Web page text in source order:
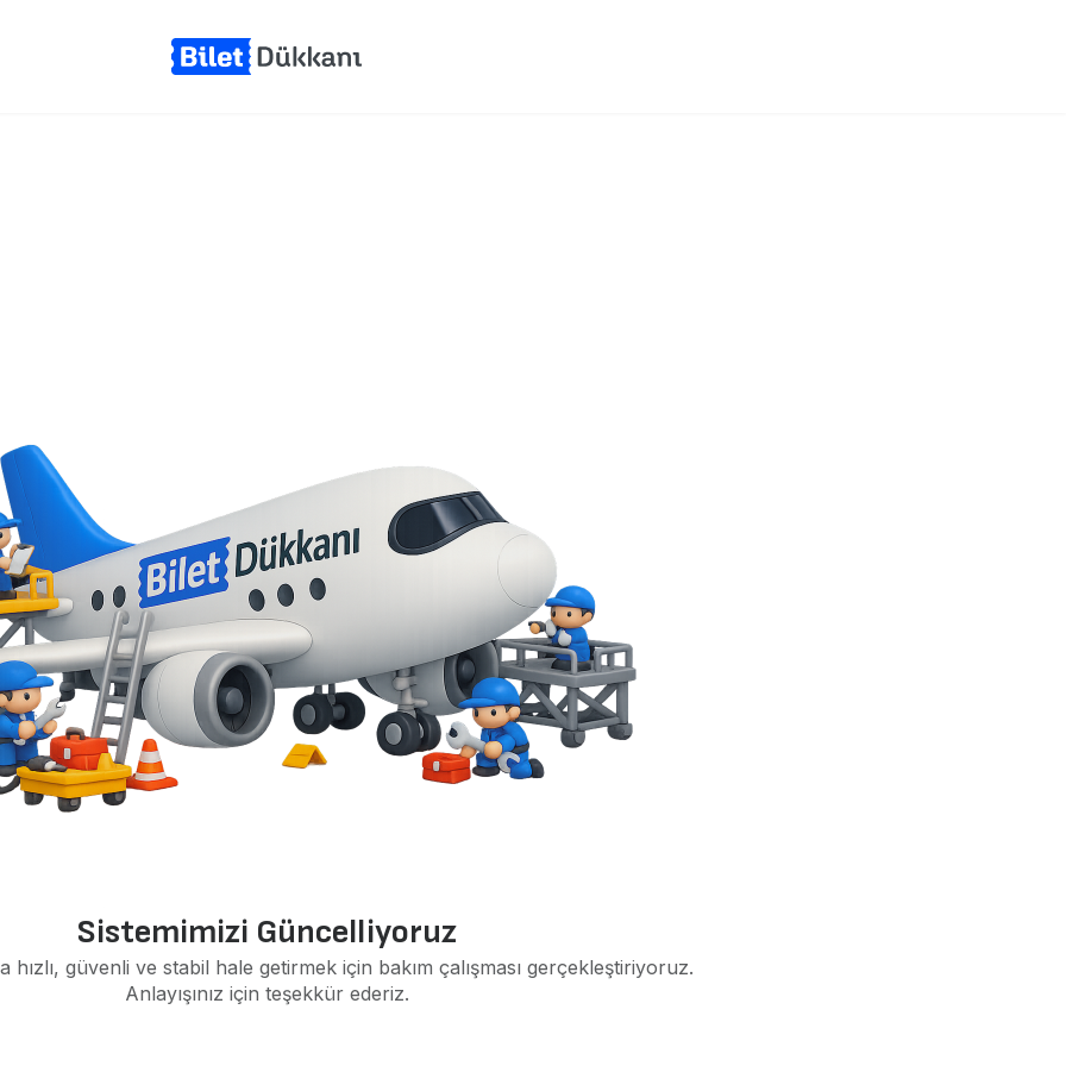
Sistemimizi Güncelliyoruz
hızlı, güvenli ve stabil hale getirmek için bakım çalışması gerçekleştiriyoruz.
Anlayışınız için teşekkür ederiz.